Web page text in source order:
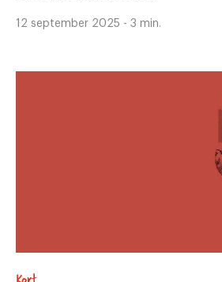
12 september 2025 - 3 min.